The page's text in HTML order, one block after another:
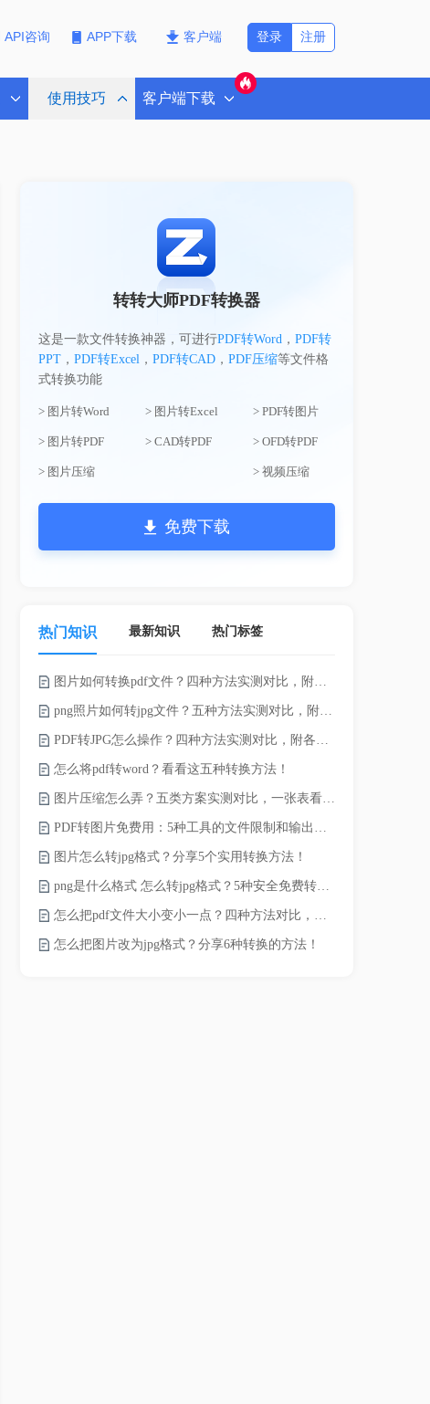
API咨询 APP下载 客户端 注册
登录
使用技巧 客户端下载
转转大师PDF转换器
这是一款文件转换神器，可进行PDF转Word， PDF转
PPT， PDF转Excel， PDF转CAD， PDF压缩等文件格
式转换功能
> 图片转Word > 图片转Excel > PDF转图片
> 图片转PDF > CAD转PDF > OFD转PDF
> 图片压缩 > 视频压缩
免费下载
热门知识 最新知识 热门标签
图片如何转换pdf文件？四种方法实测对比，附各场景最优选！
png照片如何转jpg文件？五种方法实测对比，附各场景最优选!！
PDF转JPG怎么操作？四种方法实测对比，附各场景最优选！
怎么将pdf转word？看看这五种转换方法！
图片压缩怎么弄？五类方案实测对比，一张表看懂怎么选！
PDF转图片免费用：5种工具的文件限制和输出质量对比！
图片怎么转jpg格式？分享5个实用转换方法！
png是什么格式 怎么转jpg格式？5种安全免费转换方法全解析！
怎么把pdf文件大小变小一点？四种方法对比，一看就懂！
怎么把图片改为jpg格式？分享6种转换的方法！